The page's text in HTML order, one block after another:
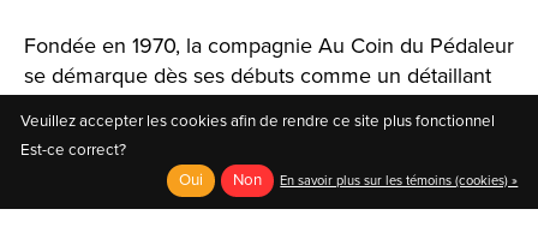
Fondée en 1970, la compagnie Au Coin du Pédaleur
se démarque dès ses débuts comme un détaillant
spécialisé offrant un large choix de produits et de
solutions.
Veuillez accepter les cookies afin de rendre ce site plus fonctionnel
Est-ce correct?
Oui
Non En savoir plus sur les témoins (cookies) »